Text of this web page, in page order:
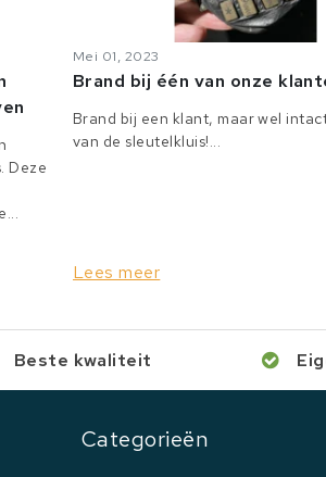
Deze
Mei 01, 2023
Brand bij één van onze
Brand bij een klant, maar wel
van de sleutelkluis!...
Lees meer
Beste kwaliteit
Categorieën